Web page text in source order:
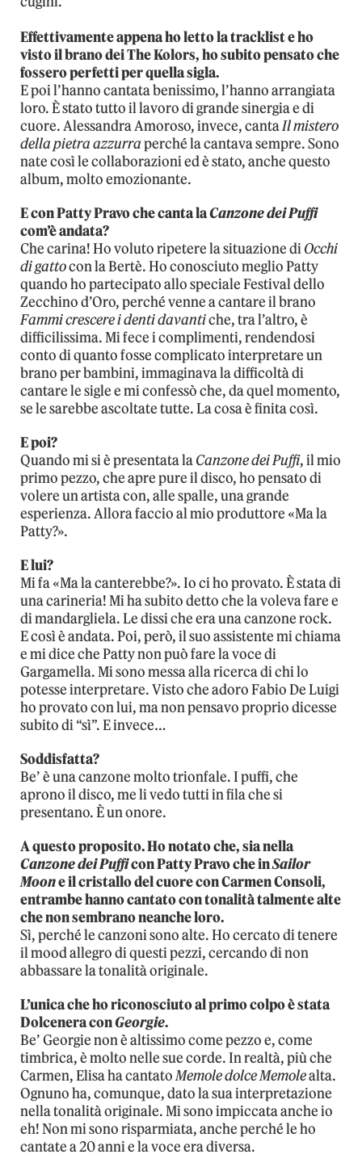
Effettivamente appena ho letto la tracklist e ho
visto il brano dei The Kolors, ho subito pensato che
fossero perfetti per quella sigla.
E poi l’hanno cantata benissimo, l’hanno arrangiata
loro. È stato tutto il lavoro di grande sinergia e di
cuore. Alessandra Amoroso, invece, cantaIl mistero
della pietra azzurraperché la cantava sempre. Sono
nate così le collaborazioni ed è stato, anche questo
album, molto emozionante.
E con Patty Pravo che canta laCanzone dei Puffi
com’è andata?
Che carina! Ho voluto ripetere la situazione diOcchi
di gattocon la Bertè. Ho conosciuto meglio Patty
quando ho partecipato allo speciale Festival dello
Zecchino d’Oro, perché venne a cantare il brano
Fammi crescere i denti davantiche, tra l’altro, è
difficilissima. Mi fece i complimenti, rendendosi
conto di quanto fosse complicato interpretare un
brano per bambini, immaginava la difficoltà di
cantare le sigle e mi confessò che, da quel momento,
se le sarebbe ascoltate tutte. La cosa è finita così.
E poi?
Quando mi si è presentata laCanzone dei Puffi, il mio
primo pezzo, che apre pure il disco, ho pensato di
volere un artista con, alle spalle, una grande
esperienza. Allora faccio al mio produttore «Ma la
Patty?».
E lui?
Mi fa «Ma la canterebbe?». Io ci ho provato. È stata di
una carineria! Mi ha subito detto che la voleva fare e
di mandargliela. Le dissi che era una canzone rock.
E così è andata. Poi, però, il suo assistente mi chiama
e mi dice che Patty non può fare la voce di
Gargamella. Mi sono messa alla ricerca di chi lo
potesse interpretare. Visto che adoro Fabio De Luigi
ho provato con lui, ma non pensavo proprio dicesse
subito di “sì”. E invece…
Soddisfatta?
Be’ è una canzone molto trionfale. I puffi, che
aprono il disco, me li vedo tutti in fila che si
presentano. È un onore.
A questo proposito. Ho notato che, sia nella
Canzone dei Pufficon Patty Pravo che inSailor
Moone il cristallo del cuore con Carmen Consoli,
entrambe hanno cantato con tonalità talmente alte
che non sembrano neanche loro.
Sì, perché le canzoni sono alte. Ho cercato di tenere
il mood allegro di questi pezzi, cercando di non
abbassare la tonalità originale.
L’unica che ho riconosciuto al primo colpo è stata
Dolcenera conGeorgie.
Be’ Georgie non è altissimo come pezzo e, come
timbrica, è molto nelle sue corde. In realtà, più che
Carmen, Elisa ha cantatoMemole dolce Memolealta.
Ognuno ha, comunque, dato la sua interpretazione
nella tonalità originale. Mi sono impiccata anche io
eh! Non mi sono risparmiata, anche perché le ho
cantate a 20 anni e la voce era diversa.